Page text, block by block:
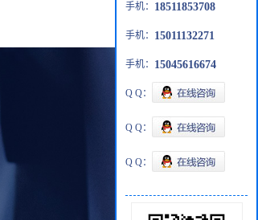
手机： 18511853708
手机： 15011132271
手机： 15045616674
Q Q：
Q Q：
Q Q：